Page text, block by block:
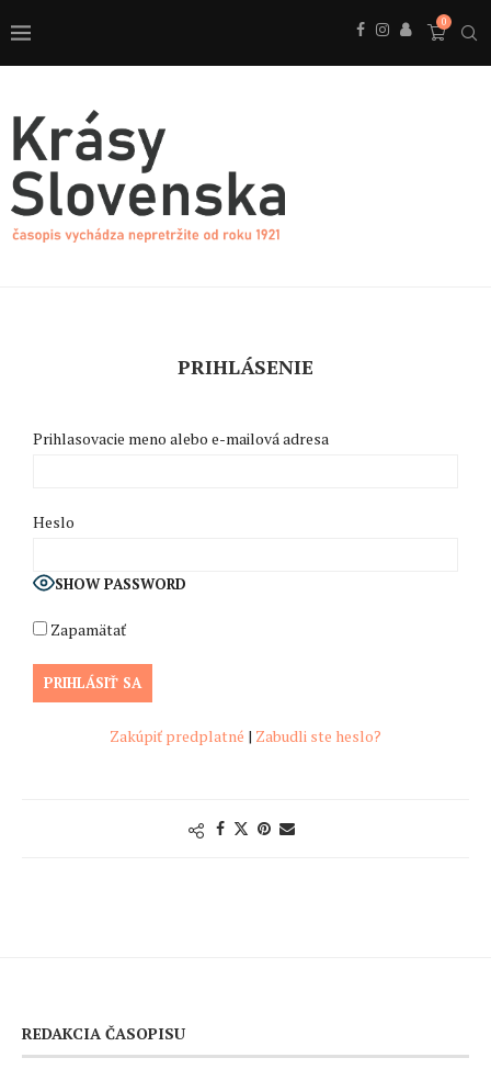
0
PRIHLÁSENIE
Prihlasovacie meno alebo e-mailová adresa
Heslo
SHOW PASSWORD
Zapamätať
Zakúpiť predplatné | Zabudli ste heslo?
REDAKCIA ČASOPISU